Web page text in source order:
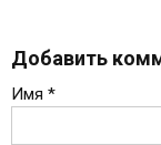
Добавить
Имя *